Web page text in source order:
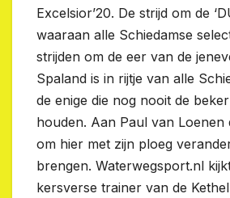
Excelsior’20. De strijd om de
waaraan alle Schiedamse
strijden om de eer van de
Spaland is in rijtje van alle
de enige die nog nooit de
houden. Aan Paul van Loenen
om hier met zijn ploeg
brengen. Waterwegsport.nl
kersverse trainer van de